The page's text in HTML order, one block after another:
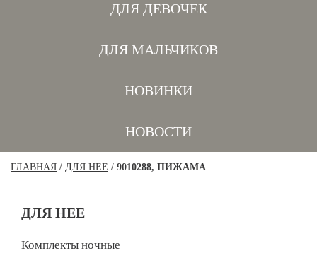
ДЛЯ ДЕВОЧЕК
ДЛЯ МАЛЬЧИКОВ
НОВИНКИ
НОВОСТИ
ГЛАВНАЯ / ДЛЯ НЕЕ / 9010288, ПИЖАМА
ДЛЯ НЕЕ
Комплекты ночные